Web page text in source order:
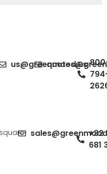
us@greenmood.us
+32
681